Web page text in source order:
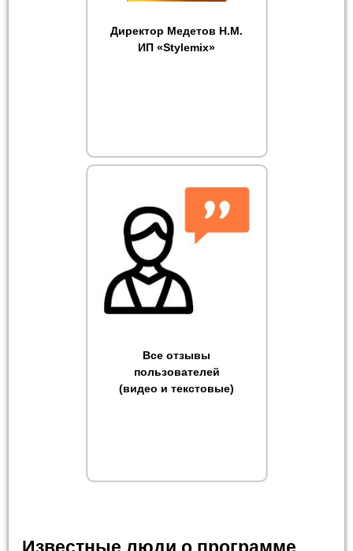
Директор Медетов Н.М.
ИП «Stylemix»
Все отзывы
пользователей
(видео и текстовые)